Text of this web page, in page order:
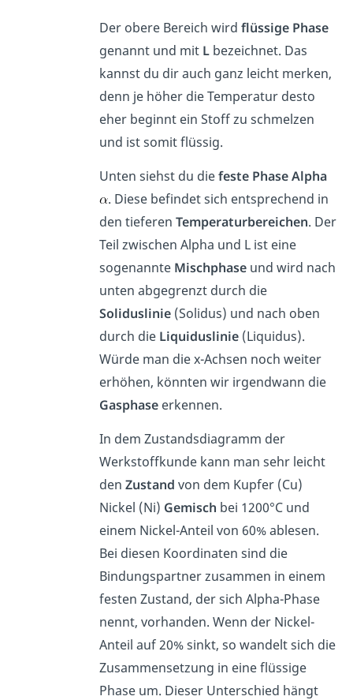
Der obere Bereich wird flüssige Phase
genannt und mit L bezeichnet. Das
kannst du dir auch ganz leicht merken,
denn je höher die Temperatur desto
eher beginnt ein Stoff zu schmelzen
und ist somit flüssig.
Unten siehst du diefeste Phase Alpha
. Diese befindet sich entsprechend in
den tieferenTemperaturbereichen. Der
Teil zwischen Alpha und L ist eine
sogenannte Mischphase und wird nach
unten abgegrenzt durch die
Soliduslinie (Solidus) und nach oben
durch die Liquiduslinie (Liquidus).
Würde man die x-Achsen noch weiter
erhöhen, könnten wir irgendwann die
Gasphase erkennen.
In dem Zustandsdiagramm der
Werkstoffkunde kann man sehr leicht
denZustand von dem Kupfer (Cu)
Nickel (Ni) Gemisch bei 1200°C und
einem Nickel-Anteil von 60% ablesen.
Bei diesen Koordinaten sind die
Bindungspartner zusammen in einem
festen Zustand, der sich Alpha-Phase
nennt, vorhanden. Wenn der Nickel-
Anteil auf 20% sinkt, so wandelt sich die
Zusammensetzung in eine flüssige
Phase um. Dieser Unterschied hängt